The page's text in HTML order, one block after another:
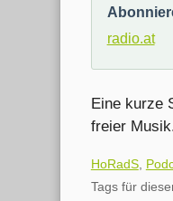
radio.at
Eine kurze
freier
Kategorien:
HoRadS,
Tags für